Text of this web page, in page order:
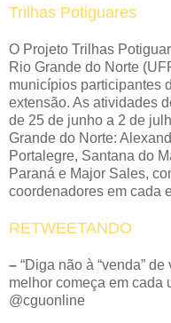
Trilhas Potiguares
O Projeto Trilhas
Rio Grande do Norte
municípios participantes
extensão. As atividades
de 25 de junho a 2 de
Grande do Norte:
Portalegre, Santana do
Paraná e Major Sales,
coordenadores em cada
RETWEETANDO
– “Diga não à “venda”
melhor começa em cada
‏@cguonline